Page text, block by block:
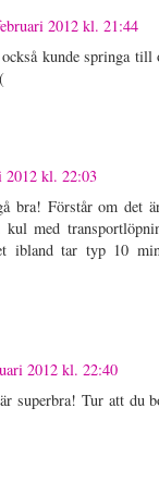
2012 kl. 21:44
kunde springa
2012 kl. 22:03
bra! Förstår om det
kul med
ibland tar typ 10
2012 kl. 22:40
superbra! Tur att du